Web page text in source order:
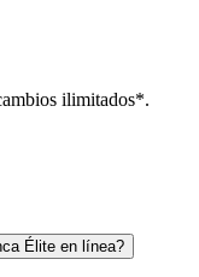
ilimitados*.
Élite en línea?